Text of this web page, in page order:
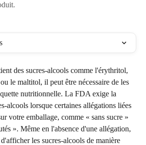
des sucres-alcools comme l'érythritol,
le maltitol, il peut être nécessaire de les
nutritionnelle. La FDA exige la
alcools lorsque certaines allégations liées
votre emballage, comme « sans sucre »
». Même en l'absence d'une allégation,
les sucres-alcools de manière